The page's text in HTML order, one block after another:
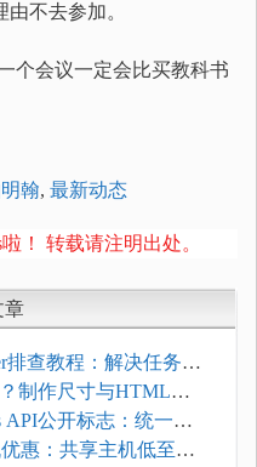
由不去参加。
个会议一定会比买教科书
翰, 最新动态
！ 转载请注明出处。
章
排查教程：解决任务积
制作尺寸与HTML添
API公开标志：统一支
理惠：共享主机低至